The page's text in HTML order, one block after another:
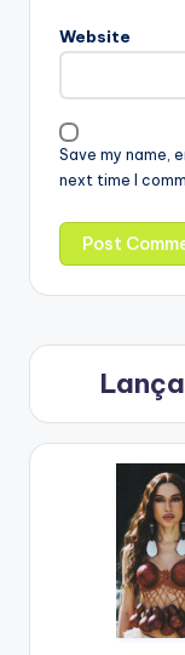
Website
Save my name,
next time I